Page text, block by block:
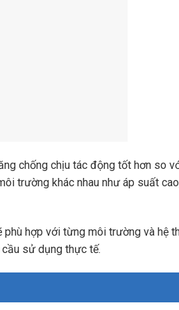
chống chịu tác động tốt hơn so
trường khác nhau như áp suất
hợp với từng môi trường và hệ
sử dụng thực tế.